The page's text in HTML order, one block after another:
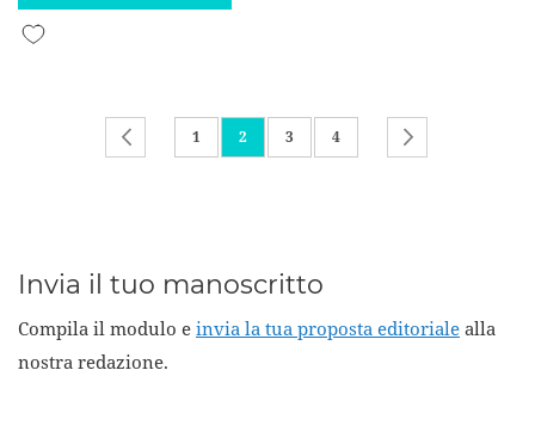
Aggiungi alla lista desideri
Pagina Pagina
Precedente
Pagina
1 Attualmente stai leggendo la pagina
2 Pagina
3 Pagina
4
Invia il tuo manoscritto
Compila il modulo e invia la tua proposta editoriale alla
nostra redazione.